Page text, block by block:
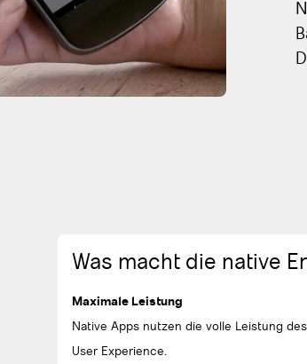
Was macht die native
Maximale Leistung
Native Apps nutzen die volle Leistung
User Experience.